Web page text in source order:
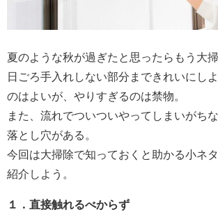
夏のような秋が過ぎたと思ったらもう大掃
日ごろ手入れしない部分まできれいにし
のはよいが、やりすぎるのは禁物。
また、流れでついついやってしまいがち
落とし穴がある。
今回は大掃除で知っておくと助かる小ネ
紹介しよう。
１．直接触れるべからず